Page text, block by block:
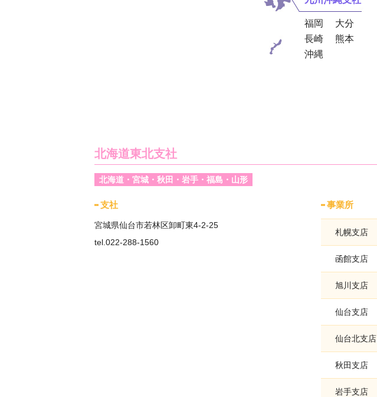
福岡
大分
長崎
熊本
沖縄
北海道東北支社
北海道・宮城・秋田・岩手・福島・山形
支社
宮城県仙台市若林区卸町東4-2-25
tel.022-288-1560
事業所
札幌支店
函館支店
旭川支店
仙台支店
仙台北支店
秋田支店
岩手支店